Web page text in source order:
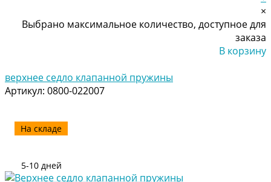
×
Выбрано максимальное количество, доступное для
заказа
В корзину
верхнее седло клапанной пружины
Артикул: 0800-022007
На складе
5-10 дней